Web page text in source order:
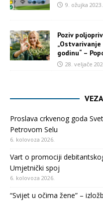
9. ožujka 2023.
Poziv
godinu“ –
28. veljače
Proslava crkvenog goda
Petrovom Selu
6. kolovoza 2026.
Vart o promociji
Umjetnički spoj
6. kolovoza 2026.
“Svijet u očima žene” –